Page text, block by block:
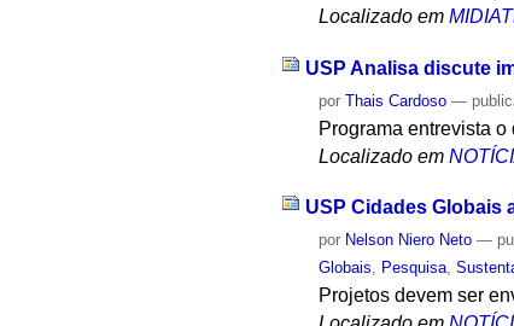
Localizado em
USP Analisa discute
porThais Cardoso —
Programa entrevista
Localizado em
USP Cidades Globais
por Nelson Niero Neto —
Globais, Pesquisa,
Projetos devem ser